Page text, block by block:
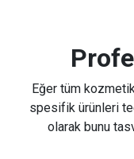
Eğer tüm
spesifik ürünleri
olarak bunu